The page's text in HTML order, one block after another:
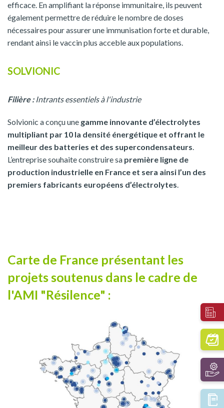
efficace. En amplifiant la réponse immunitaire, ils peuvent
également permettre de réduire le nombre de doses
nécessaires pour assurer une immunisation forte et durable,
rendant ainsi le vaccin plus acceble aux populations.
SOLVIONIC
Filière :Intrants essentiels à l'industrie
Solvionic a conçu une gamme innovante d’électrolytes
multipliant par 10 la densité énergétique et offrant le
meilleur des batteries et des supercondensateurs.
L’entreprise souhaite construire sa première ligne de
production industrielle en France et sera ainsi l’un des
premiers fabricants européens d’électrolytes.
Carte de France présentant les
projets soutenus dans le cadre de
l'AMI "Résilence" :